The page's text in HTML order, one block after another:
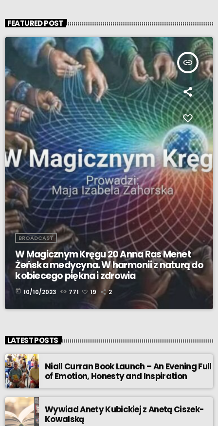
FEATURED POST
insert_link
BROADCAST
W Magicznym Kręgu 20 Anna Ras Menet
Żeńska medycyna. W harmonii z naturą do
kobiecego piękna i zdrowia
today 10/10/2023 771 19 2
LATEST POSTS
Niall Curran Book Launch – An Evening Full
of Emotion, Honesty and Inspiration
Wywiad Anety Kubickiej z Anetą Ciszek-
Kowalską